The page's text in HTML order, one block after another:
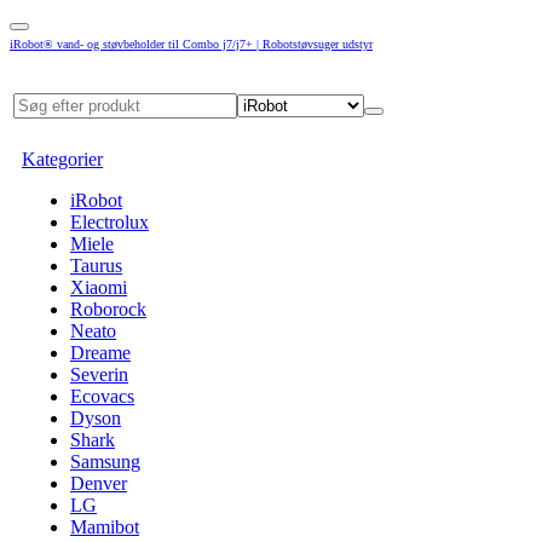
iRobot® vand- og støvbeholder til Combo j7/j7+ | Robotstøvsuger udstyr
Kategorier
iRobot
Electrolux
Miele
Taurus
Xiaomi
Roborock
Neato
Dreame
Severin
Ecovacs
Dyson
Shark
Samsung
Denver
LG
Mamibot